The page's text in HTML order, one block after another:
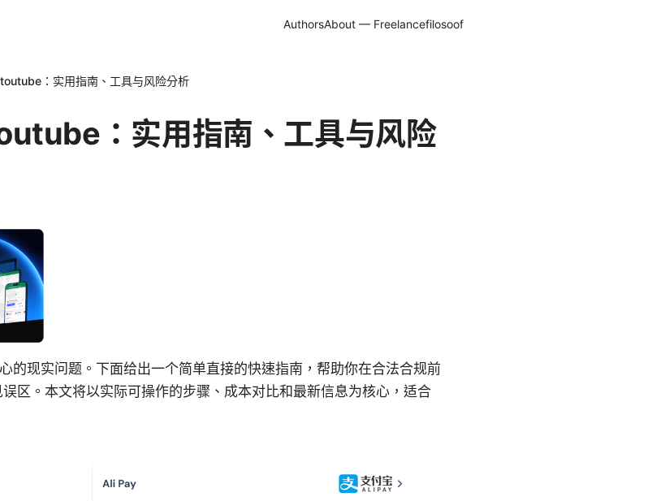
AuthorsAbout — Freelancefilosoof
：实用指南、工具与风险分析
：实用指南、工具与风险
的现实问题。下面给出一个简单直接的快速指南，帮助你在合法合规前
区。本文将以实际可操作的步骤、成本对比和最新信息为核心，适合